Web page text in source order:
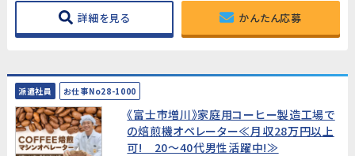
詳細を見る かんたん応募
派遣社員 お仕事No28-1000
《富士市増川》家庭用コーヒー製造工場で
の焙煎機オペレーター≪月収28万円以上
可! 20～40代男性活躍中!≫